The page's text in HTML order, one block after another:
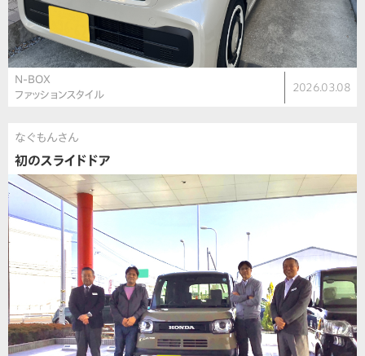
N-BOX
ファッションスタイル
2026.03.08
なぐもんさん
初のスライドドア